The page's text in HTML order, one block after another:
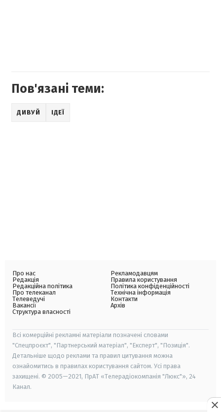
Пов'язані теми:
ДИВУЙ ІДЕЇ
Про нас
Редакція
Редакційна політика
Про телеканал
Телеведучі
Вакансії
Структура власності
Рекламодавцям
Правила користування
Політика конфіденційності
Технічна інформація
Контакти
Архів
Всі комерційні рекламні матеріали позначені словами
"Спецпроєкт", "Партнерський матеріал", "Експерт", "Позиція".
Детальніше щодо реклами та правил цитування можна
ознайомитись в правилах користування сайтом. Усі права
захищені. © 2005—2021, ПрАТ «Телерадіокомпанія "Люкс"», 24
Канал.